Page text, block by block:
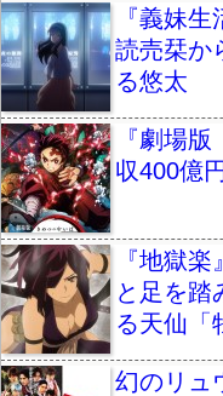
『義妹
読売栞か
る悠太
『劇場
収400億
『地獄
と足を踏
る天仙「
幻のリュ